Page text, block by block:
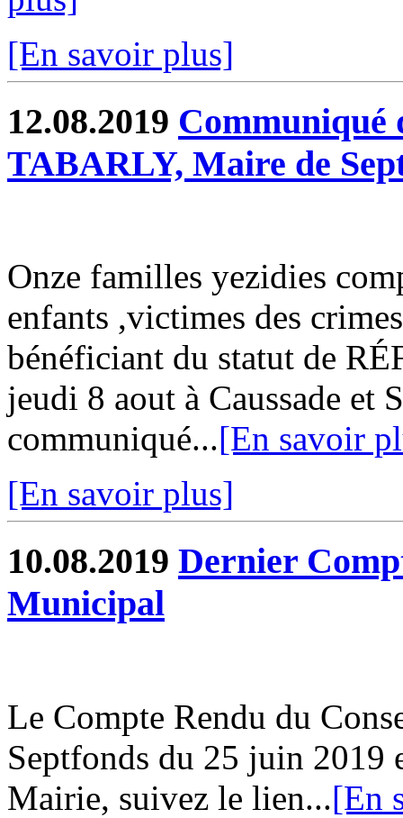
[En savoir plus]
12.08.2019 Communiqué
TABARLY, Maire de
Onze familles yezidies
enfants ,victimes des
bénéficiant du statut de
jeudi 8 aout à Caussade et
communiqué...[En savoir
[En savoir plus]
10.08.2019 Dernier
Municipal
Le Compte Rendu du
Septfonds du 25 juin 2019
Mairie, suivez le lien...[En